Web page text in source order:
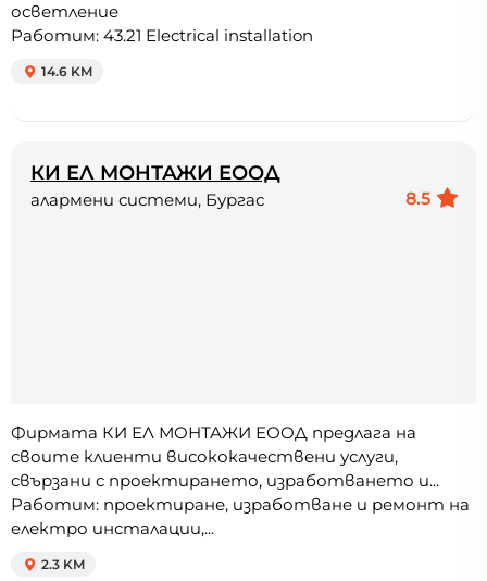
осветление
Работим: 43.21 Electrical installation
14.6 KM
КИ ЕЛ МОНТАЖИ ЕООД
8.5
алармени системи, Бургас
Фирмата КИ ЕЛ МОНТАЖИ ЕООД предлага на
своите клиенти висококачествени услуги,
свързани с проектирането, изработването и...
Работим: проектиране, изработване и ремонт на
електро инсталации,...
2.3 KM